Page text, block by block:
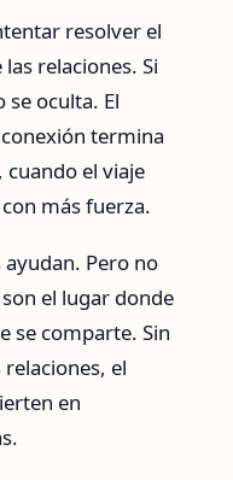
resolver el
relaciones. Si
se oculta. El
termina
el viaje
más fuerza.
Pero no
el lugar donde
se comparte. Sin
el
en